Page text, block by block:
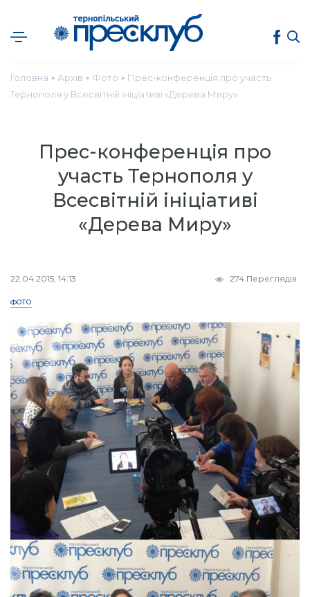
Головна ● Архів ● Фото ● Прес-конференція про участь
Тернополя у Всесвітній ініціативі «Дерева Миру»
Прес-конференція про
участь Тернополя у
Всесвітній ініціативі
«Дерева Миру»
22.04.2015, 14:13 274 Переглядів
ФОТО